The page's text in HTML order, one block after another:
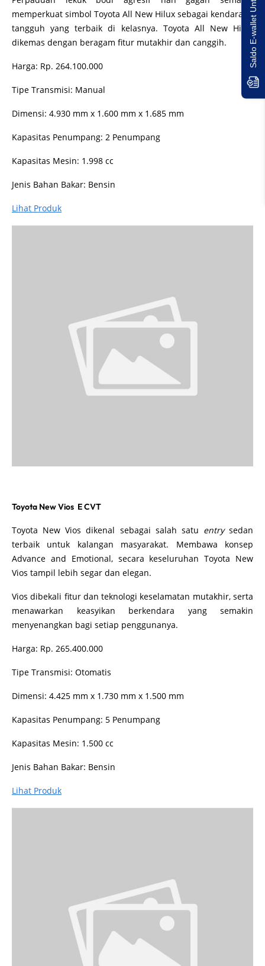
memperkuat simbol Toyota All New Hilux sebagai kendaraan
tangguh yang terbaik di kelasnya. Toyota All New Hilux
dikemas dengan beragam fitur mutakhir dan canggih.
Harga: Rp. 264.100.000
Tipe Transmisi: Manual
Dimensi: 4.930 mm x 1.600 mm x 1.685 mm
Kapasitas Penumpang: 2 Penumpang
Kapasitas Mesin: 1.998 cc
Jenis Bahan Bakar: Bensin
Lihat Produk
Toyota New Vios E CVT
Toyota New Vios dikenal sebagai salah satu entrysedan
terbaik untuk kalangan masyarakat. Membawa konsep
Advance and Emotional, secara keseluruhan Toyota New
Vios tampil lebih segar dan elegan.
Vios dibekali fitur dan teknologi keselamatan mutakhir, serta
menawarkan keasyikan berkendara yang semakin
menyenangkan bagi setiap penggunanya.
Harga: Rp. 265.400.000
Tipe Transmisi: Otomatis
Dimensi: 4.425 mm x 1.730 mm x 1.500 mm
Kapasitas Penumpang: 5 Penumpang
Kapasitas Mesin: 1.500 cc
Jenis Bahan Bakar: Bensin
Lihat Produk
Saldo E-wallet Untukmu!